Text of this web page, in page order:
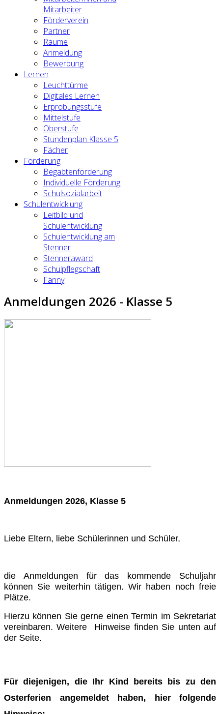
Mitarbeiter
Förderverein
Partner
Räume
Anmeldung
Bewerbung
Lernen
Leuchttürme
Digitales Lernen
Erprobungsstufe
Mittelstufe
Oberstufe
Stundenplan Klasse 5
Fächer
Förderung
Begabtenförderung
Individuelle Förderung
Schulsozialarbeit
Schulentwicklung
Leitbild und
Schulentwicklung
Schulentwicklung am
Stenner
Stenneraward
Schulpflegschaft
Fanny
Anmeldungen 2026 - Klasse 5
Anmeldungen 2026, Klasse 5
Liebe Eltern, liebe Schülerinnen und Schüler,
die Anmeldungen für das kommende Schuljahr
können Sie weiterhin tätigen. Wir haben noch freie
Plätze.
Hierzu können Sie gerne einen Termin im Sekretariat
vereinbaren. Weitere Hinweise finden Sie unten auf
der Seite.
Für diejenigen, die Ihr Kind bereits bis zu den
Osterferien angemeldet haben, hier folgende